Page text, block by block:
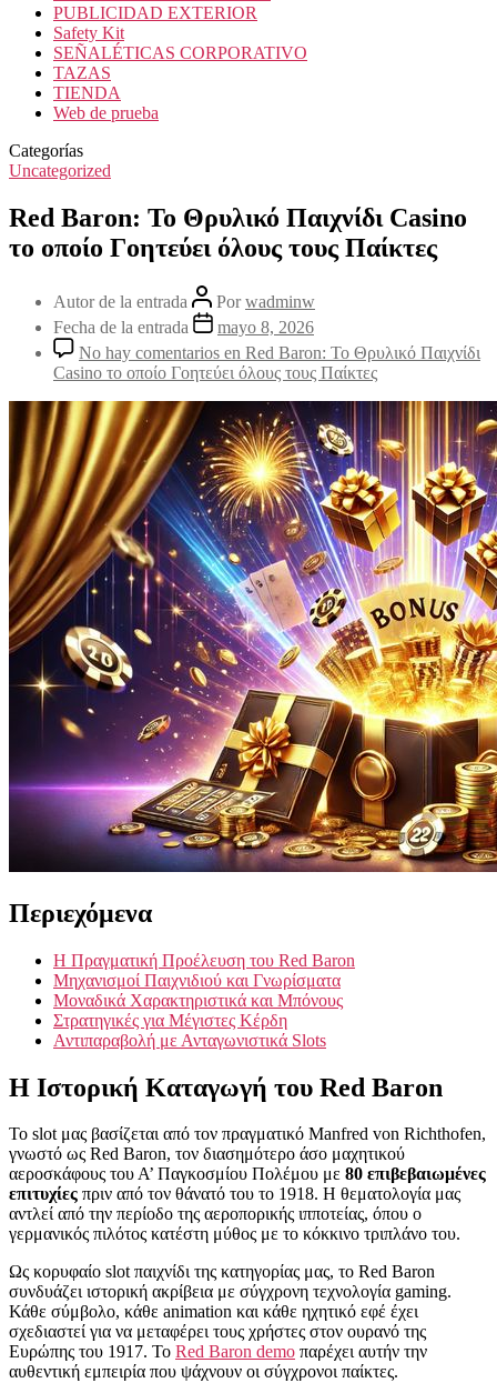
PUBLICIDAD EXTERIOR
Safety Kit
SEÑALÉTICAS CORPORATIVO
TAZAS
TIENDA
Web de prueba
Categorías
Uncategorized
Red Baron: Το Θρυλικό Παιχνίδι Casino
το οποίο Γοητεύει όλους τους Παίκτες
Autor de la entrada Porwadminw
Fecha de la entrada
mayo 8, 2026
No hay comentarios en Red Baron: Το Θρυλικό Παιχνίδι
Casino το οποίο Γοητεύει όλους τους Παίκτες
Περιεχόμενα
Η Πραγματική Προέλευση του Red Baron
Μηχανισμοί Παιχνιδιού και Γνωρίσματα
Μοναδικά Χαρακτηριστικά και Μπόνους
Στρατηγικές για Μέγιστες Κέρδη
Αντιπαραβολή με Ανταγωνιστικά Slots
Η Ιστορική Καταγωγή του Red Baron
Το slot μας βασίζεται από τον πραγματικό Manfred von Richthofen,
γνωστό ως Red Baron, τον διασημότερο άσο μαχητικού
αεροσκάφους του Α’ Παγκοσμίου Πολέμου με 80 επιβεβαιωμένες
επιτυχίες πριν από τον θάνατό του το 1918. Η θεματολογία μας
αντλεί από την περίοδο της αεροπορικής ιπποτείας, όπου ο
γερμανικός πιλότος κατέστη μύθος με το κόκκινο τριπλάνο του.
Ως κορυφαίο slot παιχνίδι της κατηγορίας μας, το Red Baron
συνδυάζει ιστορική ακρίβεια με σύγχρονη τεχνολογία gaming.
Κάθε σύμβολο, κάθε animation και κάθε ηχητικό εφέ έχει
σχεδιαστεί για να μεταφέρει τους χρήστες στον ουρανό της
Ευρώπης του 1917. Το Red Baron demo παρέχει αυτήν την
αυθεντική εμπειρία που ψάχνουν οι σύγχρονοι παίκτες.